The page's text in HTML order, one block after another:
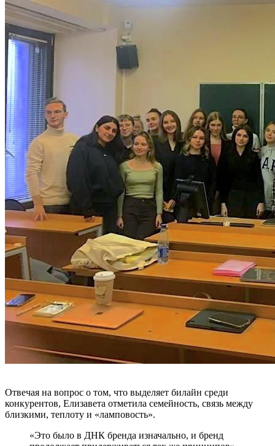
Отвечая на вопрос о том, что выделяет билайн среди
конкурентов, Елизавета отметила семейность, связь между
близкими, теплоту и «ламповость».
«Это было в ДНК бренда изначально, и бренд